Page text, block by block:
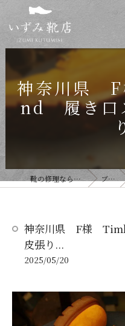
神奈川県
nd 履き口
靴の修理ならいずみ靴店 ブログ
神奈川県 F様
皮張り...
2025/05/20